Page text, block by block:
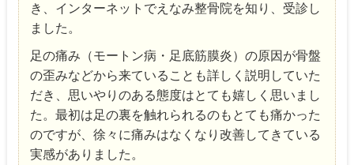
き、インターネットでえなみ整骨院を知り、受診し
ました。
足の痛み（モートン病・足底筋膜炎）の原因が骨盤
の歪みなどから来ていることも詳しく説明していた
だき、思いやりのある態度はとても嬉しく思いまし
た。最初は足の裏を触れられるのもとても痛かった
のですが、徐々に痛みはなくなり改善してきている
実感がありました。